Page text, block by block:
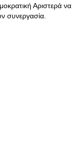
Αριστερά να
συνεργασία.